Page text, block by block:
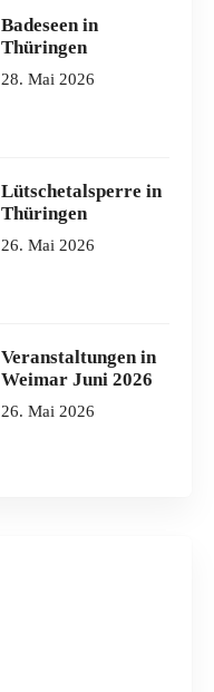
Badeseen in
Thüringen
28. Mai 2026
Lütschetalsperre in
Thüringen
26. Mai 2026
Veranstaltungen in
Weimar Juni 2026
26. Mai 2026